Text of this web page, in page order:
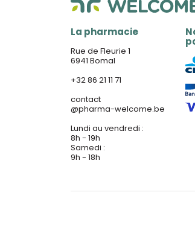
La pharmacie
Rue de Fleurie 1
6941 Bomal
+32 86 21 11 71
contact
@pharma-welcome.be
Lundi au vendredi :
8h - 19h
Samedi :
9h - 18h